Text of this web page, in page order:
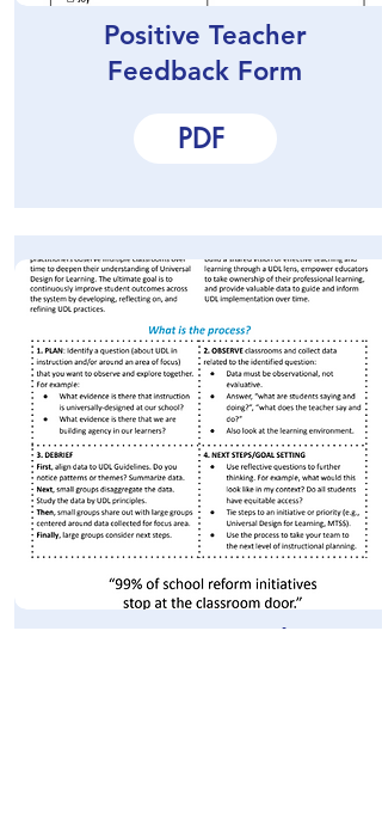
Positive Teacher
Feedback Form
PDF
UDL-Focused